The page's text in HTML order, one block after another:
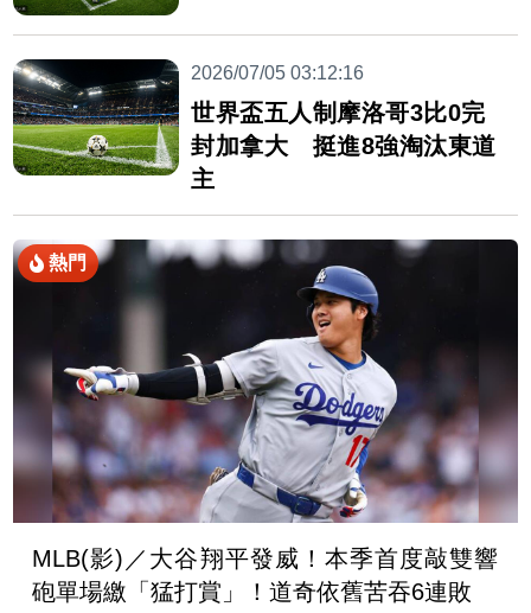
2026/07/05 03:12:16
世界盃五人制摩洛哥3比0完
封加拿大 挺進8強淘汰東道
主
熱門
MLB(影)／大谷翔平發威！本季首度敲雙響
砲單場繳「猛打賞」！道奇依舊苦吞6連敗